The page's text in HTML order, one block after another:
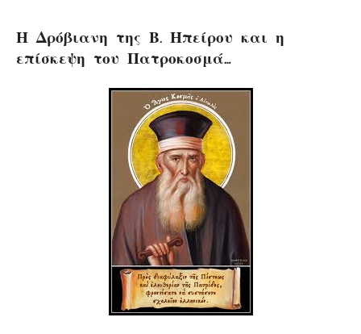
Η Δρόβιανη της Β. Ηπείρου και η
επίσκεψη του Πατροκοσμά…